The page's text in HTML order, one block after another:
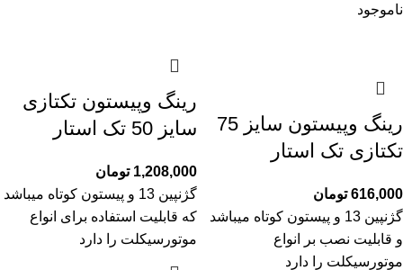
ناموجود
رینگ وپیستون سایز 75
تکتازی تک استار
616,000 تومان
گژنپین 13 و پیستون کوتاه میباشد
و قابلیت نصب بر انواع
موتورسیکلت را دارد
رینگ وپیستون تکتازی
سایز 50 تک استار
1,208,000 تومان
گژنپین 13 و پیستون کوتاه میباشد
که قابلیت استفاده برای انواع
موتورسیکلت را دارد